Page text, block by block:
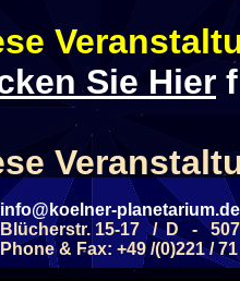
Sie Hier
Wochentag
info@koelner-planetarium.de
Blücherstr. 15-17 / D -
Phone & Fax: +49 /(0)221 /